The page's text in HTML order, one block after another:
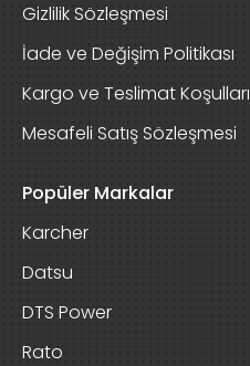
Gizlilik Sözleşmesi
İade ve Değişim Politikası
Kargo ve Teslimat Koşulları
Mesafeli Satış Sözleşmesi
Popüler Markalar
Karcher
Datsu
DTS Power
Rato